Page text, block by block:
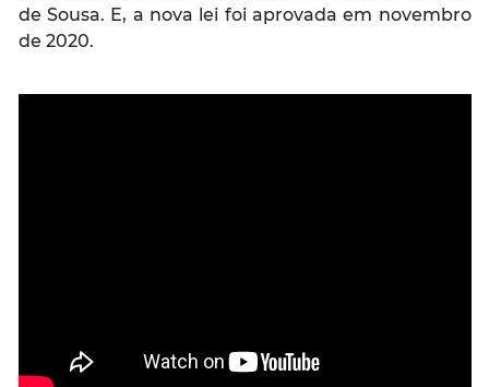
de Sousa. E, a nova lei foi aprovada em novembro
de 2020.